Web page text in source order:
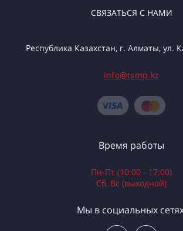
СВЯЗАТЬСЯ С НАМИ
Республика Казахстан, г. Алматы, ул.
info@tsmp.kz
Время работы
Пн-Пт (10:00 - 17:00)
Сб, Вс (выходной)
Мы в социальных